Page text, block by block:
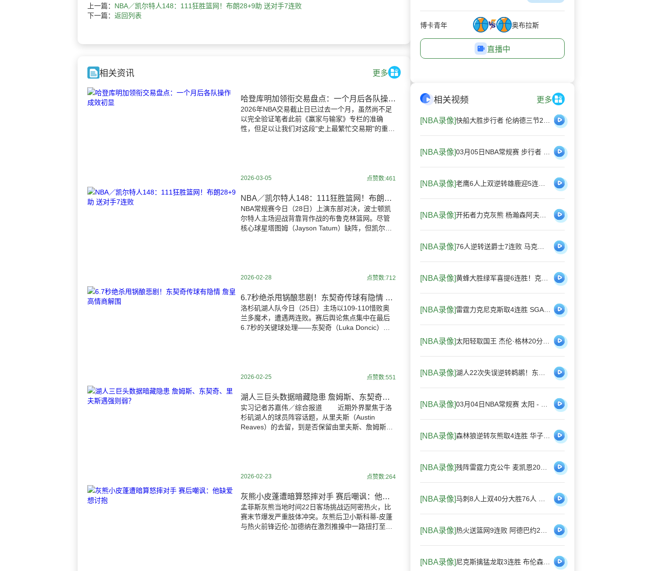
上一篇： NBA／凯尔特人148：111狂胜篮网！布朗28+9助 送对手7连败
下一篇： 返回列表
相关资讯 更多
哈登库明加领衔交易盘点：一个月后各队操作成效初显
2026年NBA交易截止日已过去一个月，虽然尚不足
以完全验证笔者此前《赢家与输家》专栏的准确
性，但足以让我们对这段"史上最繁忙交易期"的重大
2026-03-05 点赞数:461
NBA／凯尔特人148：111狂胜篮网！布朗28+9助 送对手7连败
NBA常规赛今日（28日）上演东部对决，波士顿凯
尔特人主场迎战背靠背作战的布鲁克林篮网。尽管
核心球星塔图姆（Jayson Tatum）缺阵，但凯尔特
2026-02-28 点赞数:712
6.7秒绝杀甩锅酿悲剧！东契奇传球有隐情 詹皇高情商解围
洛杉矶湖人队今日（25日）主场以109-110惜败奥
兰多魔术，遭遇两连败。赛后舆论焦点集中在最后
6.7秒的关键球处理——东契奇（Luka Doncic）跑
2026-02-25 点赞数:551
湖人三巨头数据暗藏隐患 詹姆斯、东契奇、里夫斯遇强则弱？
实习记者苏嘉伟／综合报道 近期外界聚焦于洛
杉矶湖人的球员阵容话题，从里夫斯（Austin
Reaves）的去留，到是否保留由里夫斯、詹姆斯
2026-02-23 点赞数:264
灰熊小皮蓬遭暗算怒摔对手 赛后嘲讽：他缺爱想讨抱
孟菲斯灰熊当地时间22日客场挑战迈阿密热火，比
赛末节爆发严重肢体冲突。灰熊后卫小斯科蒂-皮蓬
与热火前锋迈伦-加德纳在激烈推搡中一路扭打至观
博卡青年 奥布拉斯
直播中
相关视频 更多
[NBA录像]
[NBA录像]
[NBA录像]
[NBA录像]
[NBA录像]
[NBA录像]
[NBA录像]
[NBA录像]
[NBA录像]
[NBA录像]
[NBA录像]
[NBA录像]
[NBA录像]
[NBA录像]
[NBA录像]